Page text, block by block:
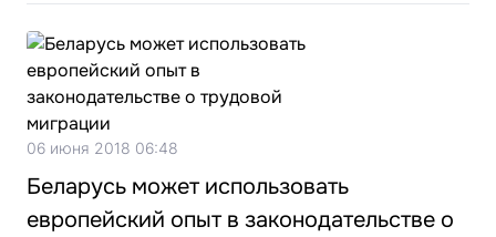
06 июня 2018 06:48
Беларусь может использовать
европейский опыт в законодательстве о